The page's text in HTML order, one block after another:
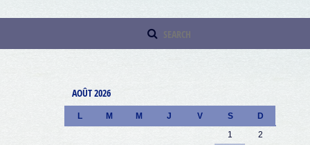
AOÛT 2026
L M M J V S
D
1
2